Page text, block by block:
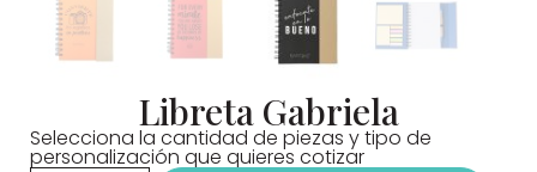
Libreta Gabriela
Selecciona la cantidad de piezas y tipo de
personalización que quieres cotizar